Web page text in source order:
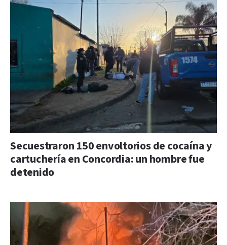
Secuestraron 150 envoltorios de cocaína y
cartuchería en Concordia: un hombre fue
detenido